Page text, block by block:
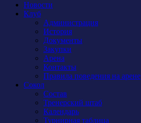
Новости
Клуб
Администрация
История
Документы
Закупки
Арена
Контакты
Правила поведения на арене
Сокол
Состав
Тренерский штаб
Календарь
Турнирная таблица